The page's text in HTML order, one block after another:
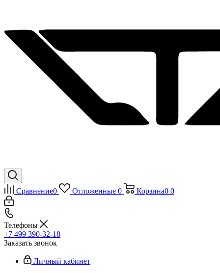
Сравнение0 Отложенные 0 Корзина0 0
Телефоны
+7 499 390-32-18
Заказать звонок
Личный кабинет